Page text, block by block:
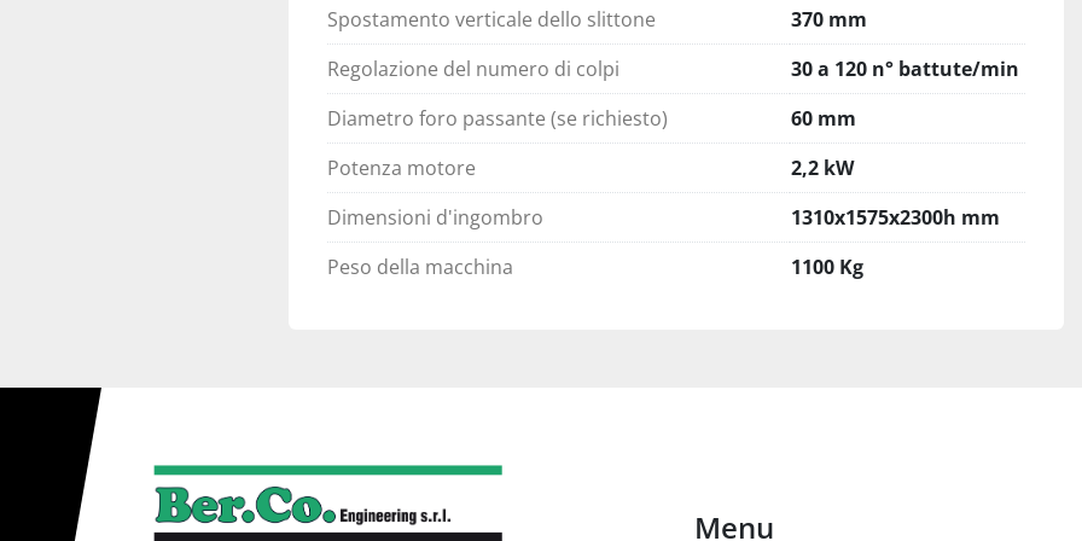
Spostamento verticale dello slittone
370 mm
Regolazione del numero di colpi
30 a 120 n° battute/min
Diametro foro passante (se richiesto)
60 mm
Potenza motore
2,2 kW
Dimensioni d'ingombro
1310x1575x2300h mm
Peso della macchina
1100 Kg
Menu